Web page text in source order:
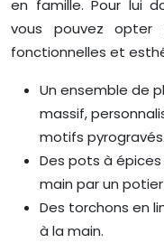
en famille. Pour lui
vous pouvez opter
fonctionnelles et
Un ensemble de
massif,
motifs pyrogravés.
Des pots à
main par un
Des torchons en
à la main.